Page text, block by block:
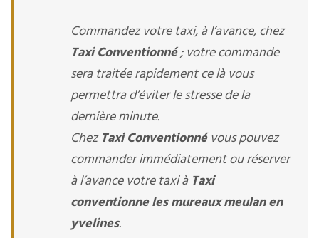
Commandez votre taxi, à l’avance, chez
Taxi Conventionné; votre commande
sera traitée rapidement ce là vous
permettra d’éviter le stresse de la
dernière minute.
ChezTaxi Conventionnévous pouvez
commander immédiatement ou réserver
à l’avance votre taxi à Taxi
conventionne les mureaux meulan en
yvelines.